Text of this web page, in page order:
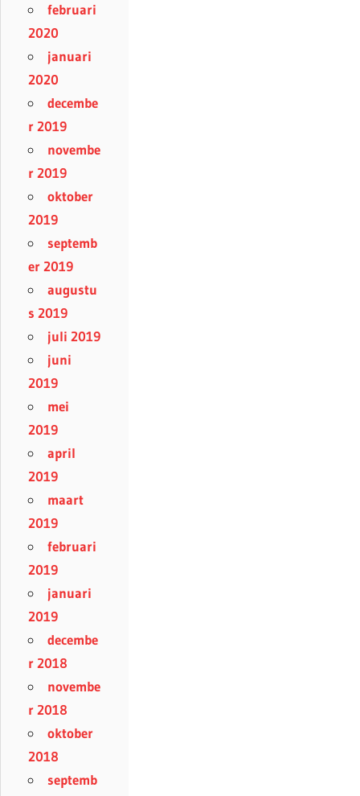
februari
2020
januari
2020
decembe
r 2019
novembe
r 2019
oktober
2019
septemb
er 2019
augustu
s 2019
juli 2019
juni
2019
mei
2019
april
2019
maart
2019
februari
2019
januari
2019
decembe
r 2018
novembe
r 2018
oktober
2018
septemb